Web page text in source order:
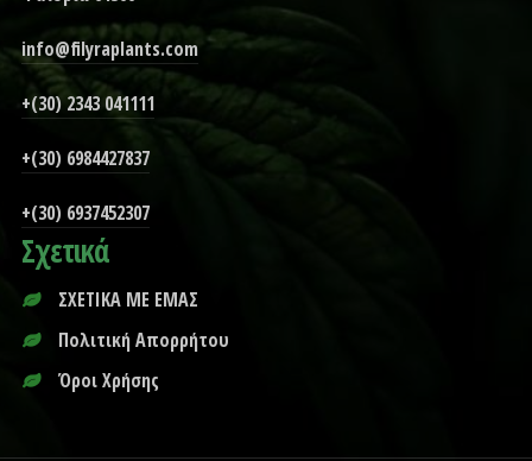
info@filyraplants.com
+(30) 2343 041111
+(30) 6984427837
+(30) 6937452307
Σχετικά
ΣΧΕΤΙΚΑ ΜΕ ΕΜΑΣ
Πολιτική Απορρήτου
Όροι Χρήσης